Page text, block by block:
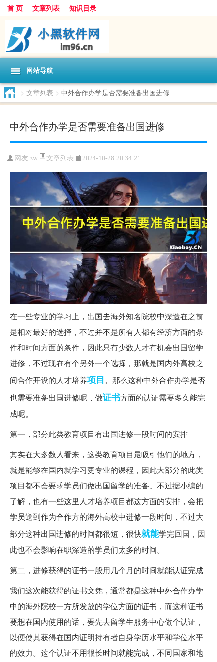
首 页 文章列表 知识目录
网站导航
> 文章列表 > 中外合作办学是否需要准备出国进修
中外合作办学是否需要准备出国进修
网友:zw 文章列表 2024-10-28 20:34:21
在一些专业的学习上，出国去海外知名院校中深造在之前
是相对最好的选择，不过并不是所有人都有经济方面的条
件和时间方面的条件，因此只有少数人才有机会出国留学
进修，不过现在有个另外一个选择，那就是国内外高校之
间合作开设的人才培养项目。那么这种中外合作办学是否
也需要准备出国进修呢，做证书方面的认证需要多久能完
成呢。
第一，部分此类教育项目有出国进修一段时间的安排
其实在大多数人看来，这类教育项目最吸引他们的地方，
就是能够在国内就学习更专业的课程，因此大部分的此类
项目都不会要求学员们做出国留学的准备。不过据小编的
了解，也有一些这里人才培养项目都这方面的安排，会把
学员送到作为合作方的海外高校中进修一段时间，不过大
部分这种出国进修的时间都很短，很快就能学完回国，因
此也不会影响在职深造的学员们太多的时间。
第二，进修获得的证书一般用几个月的时间就能认证完成
我们这次能获得的证书文凭，通常都是这种中外合作办学
中的海外院校一方所发放的学位方面的证书，而这种证书
要想在国内使用的话，要先去留学生服务中心做个认证，
以便使其获得在国内证明持有者自身学历水平和学位水平
的效力。这个认证不用很长时间就能完成，不同国家和地